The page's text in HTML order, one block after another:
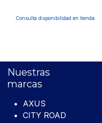
Consulta disponibilidad en tienda
Nuestras
marcas
AXUS
CITY ROAD